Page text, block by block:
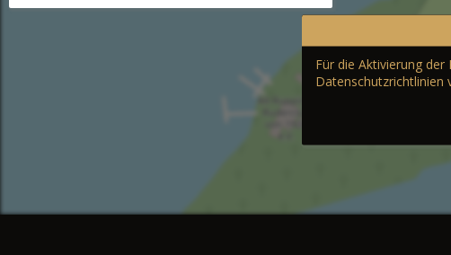
Für die Aktivierung
Datenschutzrichtlinien